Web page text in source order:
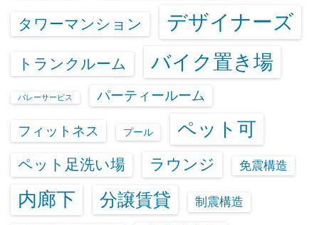
タワーマンション デザイナーズ
トランクルーム バイク置き場
バレーサービス パーティールーム
フィットネス プール ペット可
ペット足洗い場 ラウンジ 免震構造
内廊下 分譲賃貸 制震構造